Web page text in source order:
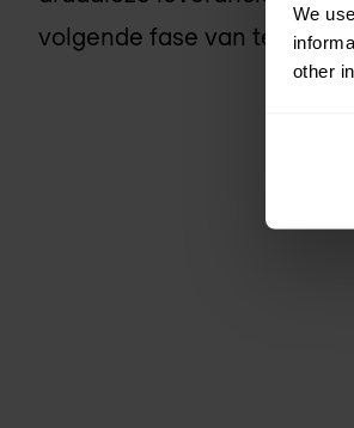
We
other
volgende fase van